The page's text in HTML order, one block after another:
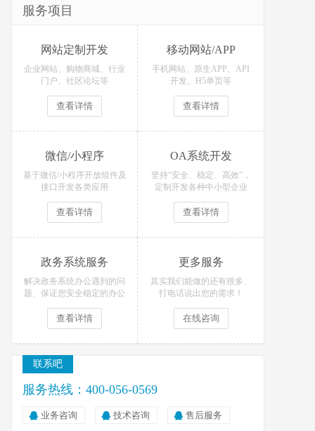
服务项目
网站定制开发
企业网站、购物商城、行业
门户、社区论坛等
查看详情
移动网站/APP
手机网站、原生APP、API
开发、H5单页等
查看详情
微信/小程序
基于微信/小程序开放组件及
接口开发各类应用
查看详情
OA系统开发
坚持“安全、稳定、高效”，
定制开发各种中小型企业
查看详情
政务系统服务
解决政务系统办公遇到的问
题、保证您安全稳定的办公
查看详情
更多服务
其实我们能做的还有很多、
打电话说出您的需求！
在线咨询
联系吧
服务热线：400-056-0569
业务咨询 技术咨询 售后服务